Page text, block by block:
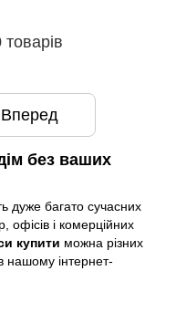
Вперед
без ваших
дуже багато сучасних
офісів і комерційних
купити можна різних
нашому інтернет-